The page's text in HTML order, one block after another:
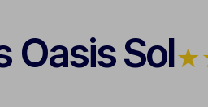
Oasis Sol★